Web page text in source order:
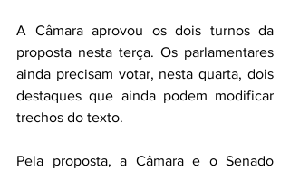
A Câmara aprovou os dois turnos da
proposta nesta terça. Os parlamentares
ainda precisam votar, nesta quarta, dois
destaques que ainda podem modificar
trechos do texto.
Pela proposta, a Câmara e o Senado